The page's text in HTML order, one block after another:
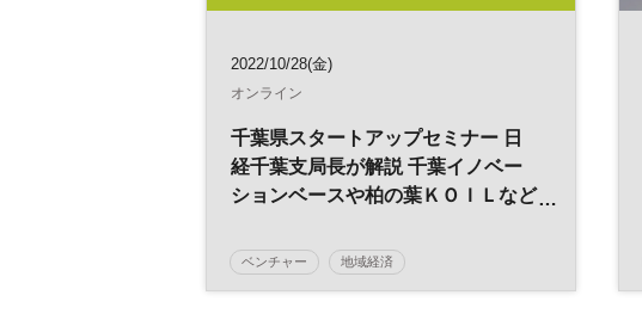
2022/10/28(金)
オンライン
千葉県スタートアップセミナー 日
経千葉支局長が解説 千葉イノベー
ションベースや柏の葉ＫＯＩＬなど
重松氏ら地元出身経営者も登壇 ◆
日経イノベーション・ミートアップ
ベンチャー 地域経済